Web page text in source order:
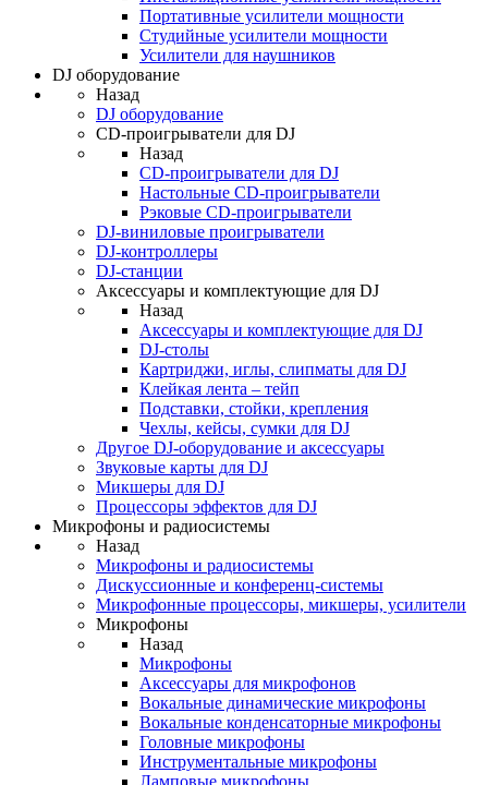
Портативные усилители мощности
Студийные усилители мощности
Усилители для наушников
DJ оборудование
Назад
DJ оборудование
CD-проигрыватели для DJ
Назад
CD-проигрыватели для DJ
Настольные CD-проигрыватели
Рэковые CD-проигрыватели
DJ-виниловые проигрыватели
DJ-контроллеры
DJ-станции
Аксессуары и комплектующие для DJ
Назад
Аксессуары и комплектующие для DJ
DJ-столы
Картриджи, иглы, слипматы для DJ
Клейкая лента – тейп
Подставки, стойки, крепления
Чехлы, кейсы, сумки для DJ
Другое DJ-оборудование и аксессуары
Звуковые карты для DJ
Микшеры для DJ
Процессоры эффектов для DJ
Микрофоны и радиосистемы
Назад
Микрофоны и радиосистемы
Дискуссионные и конференц-системы
Микрофонные процессоры, микшеры, усилители
Микрофоны
Назад
Микрофоны
Аксессуары для микрофонов
Вокальные динамические микрофоны
Вокальные конденсаторные микрофоны
Головные микрофоны
Инструментальные микрофоны
Ламповые микрофоны